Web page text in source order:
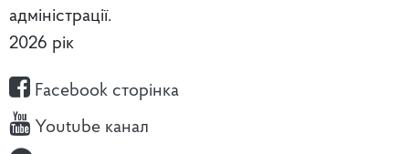
адміністрації.
2026 рік
Facebook сторінка
Youtube канал